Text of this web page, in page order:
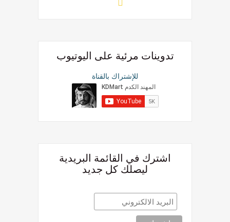
تدوينات مرئية على اليوتيوب
للإشتراك بالقناة
اشترك في القائمة البريدية
ليصلك كل جديد